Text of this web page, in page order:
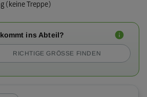
(keine Treppe)
ins Abteil?
RICHTIGE GRÖSSE FINDEN